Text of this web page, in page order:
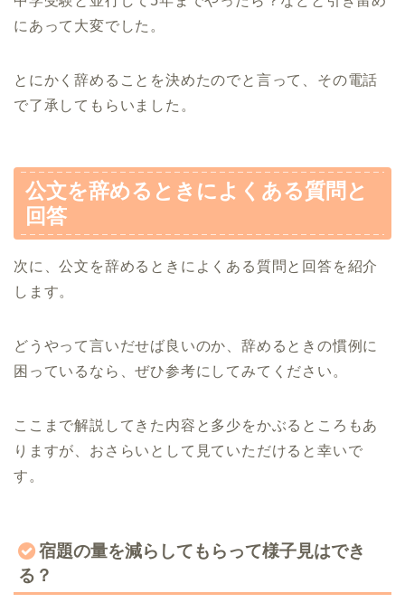
にあって大変でした。
とにかく辞めることを決めたのでと言って、その電話
で了承してもらいました。
公文を辞めるときによくある質問と
回答
次に、公文を辞めるときによくある質問と回答を紹介
します。
どうやって言いだせば良いのか、辞めるときの慣例に
困っているなら、ぜひ参考にしてみてください。
ここまで解説してきた内容と多少をかぶるところもあ
りますが、おさらいとして見ていただけると幸いで
す。
宿題の量を減らしてもらって様子見はでき
る？